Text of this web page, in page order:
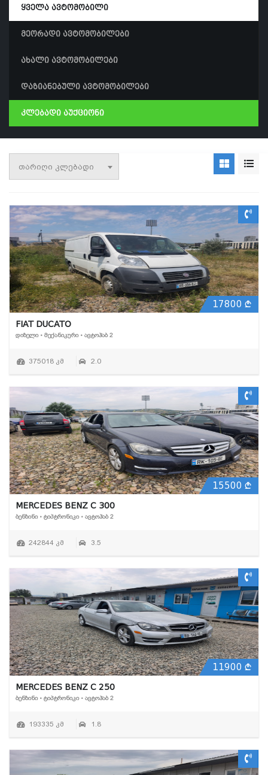
ყველა ავტომობილი
მეორადი ავტომობილები
ახალი ავტომობილები
დაზიანებული ავტომობილები
კლებადი აუქციონი
თარიღი კლებადი
17800
FIAT DUCATO
ᲓᲘᲖᲔᲚᲘ • ᲛᲔᲥᲐᲜᲘᲙᲣᲠᲘ • ᲐᲕᲢᲝᲰᲐᲑ 2
375018 კმ 2.0
15500
MERCEDES BENZ C 300
ᲑᲔᲜᲖᲘᲜᲘ • ᲢᲘᲞᲢᲠᲝᲜᲘᲙᲘ • ᲐᲕᲢᲝᲰᲐᲑ 2
242844 კმ 3.5
11900
MERCEDES BENZ C 250
ᲑᲔᲜᲖᲘᲜᲘ • ᲢᲘᲞᲢᲠᲝᲜᲘᲙᲘ • ᲐᲕᲢᲝᲰᲐᲑ 2
193335 კმ 1.8